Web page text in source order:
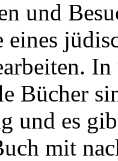
und
Bücher
und es
mit